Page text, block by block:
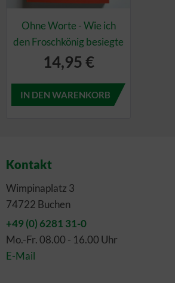
Ohne Worte - Wie ich
den Froschkönig besiegte
14,95 €
Kontakt
Wimpinaplatz 3
74722 Buchen
+49 (0) 6281 31-0
Mo.-Fr. 08.00 - 16.00 Uhr
E-Mail